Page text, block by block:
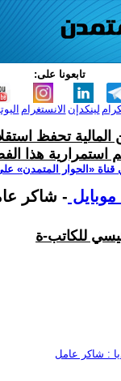
تابعونا على:
الانستغرام لينكدإن
المالية تحفظ
هذا
‫«الحوار المتمدن»
موبايل - شاكر
للكاتب-ة
: شاكر عامل